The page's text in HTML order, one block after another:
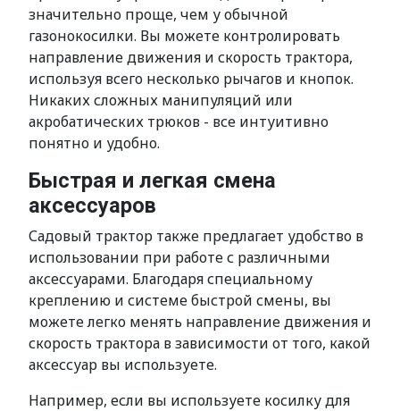
значительно проще, чем у обычной
газонокосилки. Вы можете контролировать
направление движения и скорость трактора,
используя всего несколько рычагов и кнопок.
Никаких сложных манипуляций или
акробатических трюков - все интуитивно
понятно и удобно.
Быстрая и легкая смена
аксессуаров
Садовый трактор также предлагает удобство в
использовании при работе с различными
аксессуарами. Благодаря специальному
креплению и системе быстрой смены, вы
можете легко менять направление движения и
скорость трактора в зависимости от того, какой
аксессуар вы используете.
Например, если вы используете косилку для